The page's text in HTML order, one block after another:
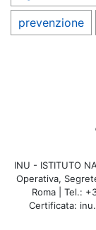
prevenzione
INU - ISTITUTO
Operativa,
Roma | Tel.:
Certificata: